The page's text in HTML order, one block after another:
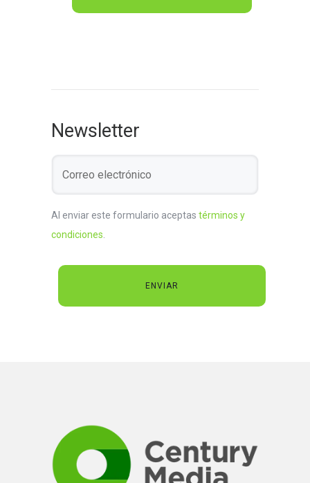
Newsletter
Al enviar este formulario aceptas términos y
condiciones